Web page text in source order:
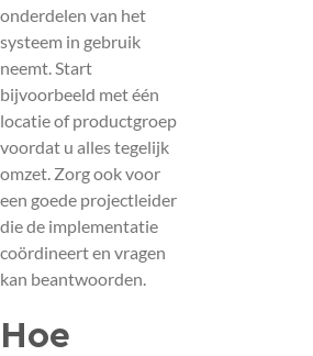
onderdelen van het
systeem in gebruik
neemt. Start
bijvoorbeeld met één
locatie of productgroep
voordat u alles tegelijk
omzet. Zorg ook voor
een goede projectleider
die de implementatie
coördineert en vragen
kan beantwoorden.
Hoe